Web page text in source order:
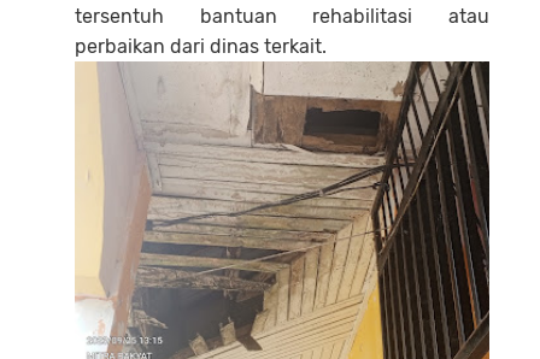
tersentuh bantuan rehabilitasi atau
perbaikan dari dinas terkait.